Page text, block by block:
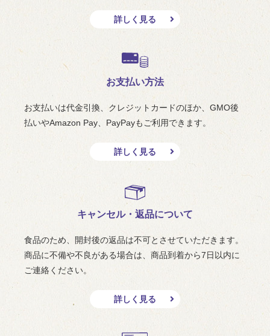
詳しく見る
お支払い方法
お支払いは代金引換、クレジットカードのほか、GMO後
払いやAmazon Pay、PayPayもご利用できます。
詳しく見る
キャンセル・返品について
食品のため、開封後の返品は不可とさせていただきます。
商品に不備や不良がある場合は、商品到着から7日以内に
ご連絡ください。
詳しく見る